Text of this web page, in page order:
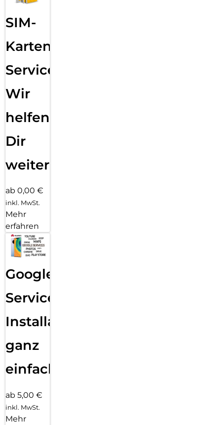
SIM-
Karten
Service:
Wir
helfen
Dir
weiter
ab 0,00 €
inkl. MwSt.
Mehr
erfahren
Google
Services
Installation
ganz
einfach
ab 5,00 €
inkl. MwSt.
Mehr